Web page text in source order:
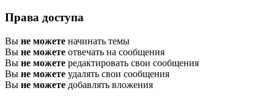
Права доступа
Вы не можете начинать темы
Вы не можете отвечать на сообщения
Вы не можете редактировать свои сообщения
Вы не можете удалять свои сообщения
Вы не можете добавлять вложения